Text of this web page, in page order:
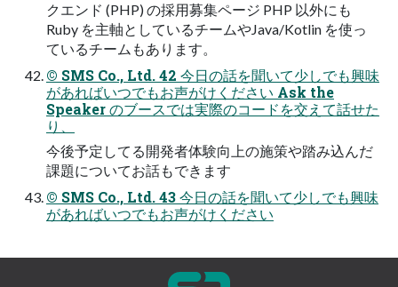
クエンド (PHP) の採用募集ページ PHP 以外にも
Ruby を主軸としているチームやJava/Kotlin を使っ
ているチームもあります。
© SMS Co., Ltd. 42 今日の話を聞いて少しでも興味
があればいつでもお声がけください Ask the
Speaker のブースでは実際のコードを交えて話せた
り、
今後予定してる開発者体験向上の施策や踏み込んだ
課題についてお話もできます
© SMS Co., Ltd. 43 今日の話を聞いて少しでも興味
があればいつでもお声がけください